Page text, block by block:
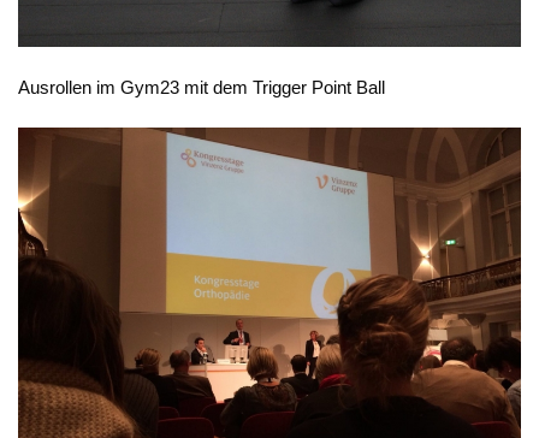
Ausrollen im Gym23 mit dem Trigger Point Ball